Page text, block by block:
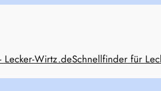
Lecker-Wirtz.deSchnellfinder für